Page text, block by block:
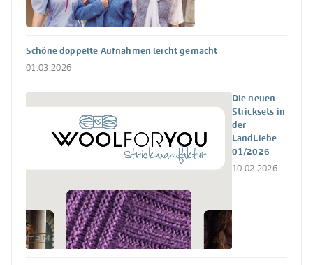
Schöne doppelte Aufnahmen leicht gemacht
01.03.2026
Die neuen
Stricksets in
der
LandLiebe
01/2026
10.02.2026